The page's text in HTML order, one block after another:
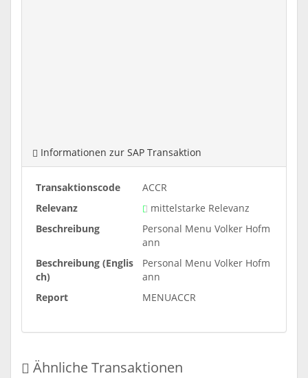
Informationen zur SAP Transaktion
Transaktionscode
ACCR
Relevanz
mittelstarke Relevanz
Beschreibung
Personal Menu Volker Hofm
ann
Beschreibung (Englis
ch)
Personal Menu Volker Hofm
ann
Report
MENUACCR
Ähnliche Transaktionen